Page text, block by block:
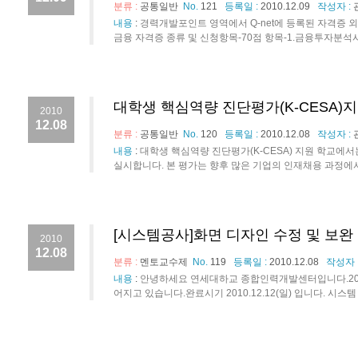
분류 : 공통일반 No. 121 등록일 : 2010.12.09 작성자 :
내용 : 경력개발포인트 영역에서 Q-net에 등록된 자격증
금융 자격증 종류 및 신청항목-70점 항목-1.금융투자분
2010
12.08
대학생 핵심역량 진단평가(K-CESA)
분류 : 공통일반 No. 120 등록일 : 2010.12.08 작성자 :
내용 : 대학생 핵심역량 진단평가(K-CESA) 지원 학교에
실시합니다. 본 평가는 향후 많은 기업의 인재채용 과정
2010
12.08
[시스템공사]화면 디자인 수정 및 보완
분류 : 멘토교수제 No. 119 등록일 : 2010.12.08
작성
내용 : 안녕하세요 연세대하교 종합인력개발센터입니다
어지고 있습니다.완료시기 2010.12.12(일) 입니다. 시스